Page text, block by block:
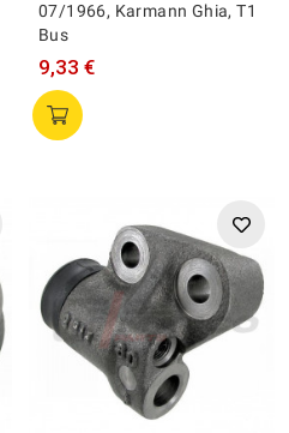
07/1966, Karmann Ghia, T1
Bus
9,33 €